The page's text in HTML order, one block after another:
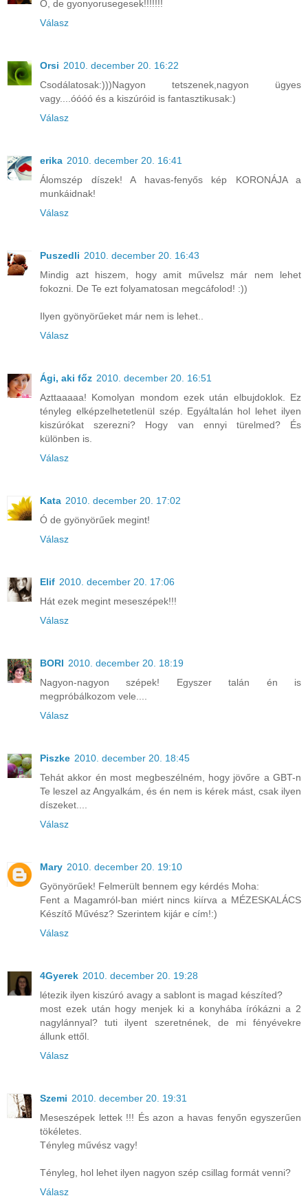
O, de gyonyorusegesek!!!!!!!
Válasz
Orsi 2010. december 20. 16:22
Csodálatosak:)))Nagyon tetszenek,nagyon ügyes
vagy....óóóó és a kiszúróid is fantasztikusak:)
Válasz
erika 2010. december 20. 16:41
Álomszép díszek! A havas-fenyős kép KORONÁJA a
munkáidnak!
Válasz
Puszedli 2010. december 20. 16:43
Mindig azt hiszem, hogy amit művelsz már nem lehet
fokozni. De Te ezt folyamatosan megcáfolod! :))
Ilyen gyönyörűeket már nem is lehet..
Válasz
Ági, aki főz 2010. december 20. 16:51
Azttaaaaa! Komolyan mondom ezek után elbujdoklok. Ez
tényleg elképzelhetetlenül szép. Egyáltalán hol lehet ilyen
kiszúrókat szerezni? Hogy van ennyi türelmed? És
különben is.
Válasz
Kata 2010. december 20. 17:02
Ó de gyönyörűek megint!
Válasz
Elif 2010. december 20. 17:06
Hát ezek megint meseszépek!!!
Válasz
BORI 2010. december 20. 18:19
Nagyon-nagyon szépek! Egyszer talán én is
megpróbálkozom vele....
Válasz
Piszke 2010. december 20. 18:45
Tehát akkor én most megbeszélném, hogy jövőre a GBT-n
Te leszel az Angyalkám, és én nem is kérek mást, csak ilyen
díszeket....
Válasz
Mary 2010. december 20. 19:10
Gyönyörűek! Felmerült bennem egy kérdés Moha:
Fent a Magamról-ban miért nincs kiírva a MÉZESKALÁCS
Készítő Művész? Szerintem kijár e cím!:)
Válasz
4Gyerek 2010. december 20. 19:28
létezik ilyen kiszúró avagy a sablont is magad készíted?
most ezek után hogy menjek ki a konyhába írókázni a 2
nagylánnyal? tuti ilyent szeretnének, de mi fényévekre
állunk ettől.
Válasz
Szemi 2010. december 20. 19:31
Meseszépek lettek !!! És azon a havas fenyőn egyszerűen
tökéletes.
Tényleg művész vagy!
Tényleg, hol lehet ilyen nagyon szép csillag formát venni?
Válasz